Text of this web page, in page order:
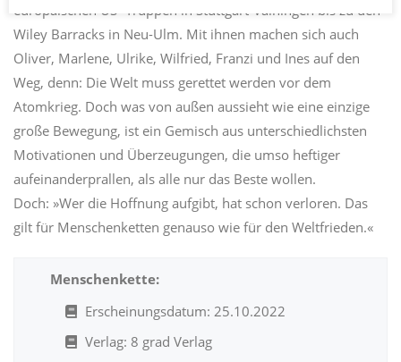
europäischen US -Truppen in Stuttgart-Vaihingen bis zu den
Wiley Barracks in Neu-Ulm. Mit ihnen machen sich auch
Oliver, Marlene, Ulrike, Wilfried, Franzi und Ines auf den
Weg, denn: Die Welt muss gerettet werden vor dem
Atomkrieg. Doch was von außen aussieht wie eine einzige
große Bewegung, ist ein Gemisch aus unterschiedlichsten
Motivationen und Überzeugungen, die umso heftiger
aufeinanderprallen, als alle nur das Beste wollen.
Doch: »Wer die Hoffnung aufgibt, hat schon verloren. Das
gilt für Menschenketten genauso wie für den Weltfrieden.«
Menschenkette:
Erscheinungsdatum: 25.10.2022
Verlag: 8 grad Verlag